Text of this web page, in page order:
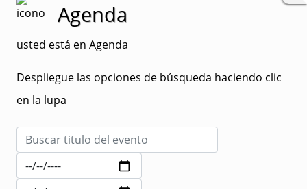
Agenda
usted está en Agenda
Despliegue las opciones de búsqueda haciendo clic
en la lupa